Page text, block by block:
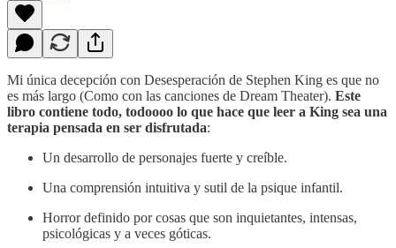
Mi única decepción con Desesperación de Stephen King es que no
es más largo (Como con las canciones de Dream Theater). Este
libro contiene todo, todoooo lo que hace que leer a King sea una
terapia pensada en ser disfrutada:
Un desarrollo de personajes fuerte y creíble.
Una comprensión intuitiva y sutil de la psique infantil.
Horror definido por cosas que son inquietantes, intensas,
psicológicas y a veces góticas.